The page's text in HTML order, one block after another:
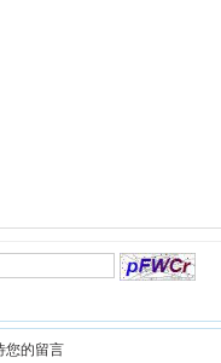
您的留言